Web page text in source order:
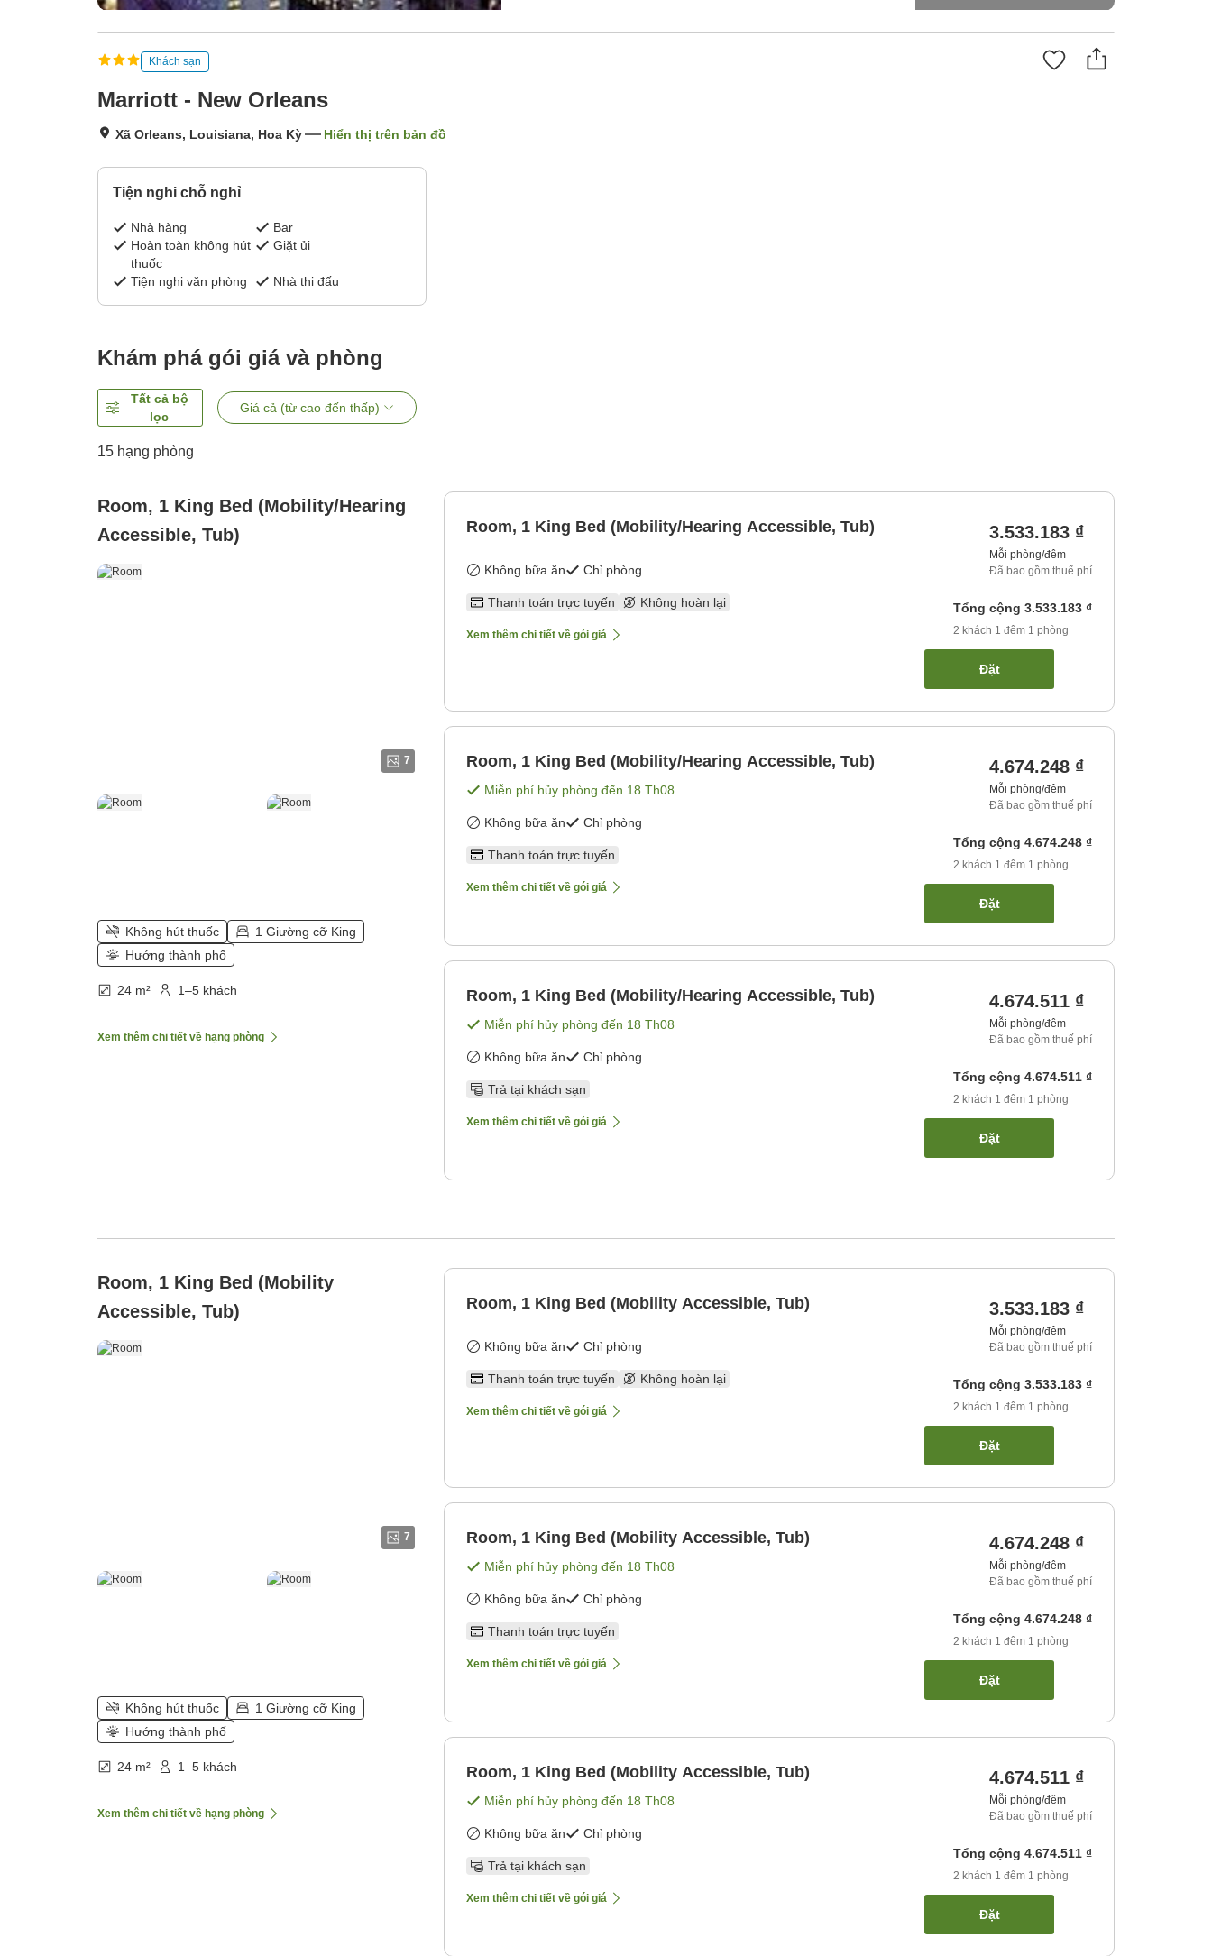
Khách sạn
Marriott - New Orleans
Xã Orleans, Louisiana, Hoa Kỳ Hiển thị trên bản đồ
Tiện nghi chỗ nghỉ
Nhà hàng
Bar
Hoàn toàn không hút
thuốc
Giặt ủi
Tiện nghi văn phòng Nhà thi đấu
Khám phá gói giá và phòng
Tất cả bộ
lọc
Giá cả (từ cao đến thấp)
15 hạng phòng
Room, 1 King Bed (Mobility/Hearing
Accessible, Tub)
7
Không hút thuốc
1 Giường cỡ King
Hướng thành phố
24 m² 1–5 khách
Xem thêm chi tiết về hạng phòng
Room, 1 King Bed (Mobility/Hearing Accessible, Tub)
Không bữa ăn Chỉ phòng
Thanh toán trực tuyến Không hoàn lại
Xem thêm chi tiết về gói giá
3.533.183 ₫
Mỗi phòng/đêm
Đã bao gồm thuế phí
Tổng cộng 3.533.183 ₫
2 khách 1 đêm 1 phòng
Đặt
Room, 1 King Bed (Mobility/Hearing Accessible, Tub)
Miễn phí hủy phòng đến 18 Th08
Không bữa ăn Chỉ phòng
Thanh toán trực tuyến
Xem thêm chi tiết về gói giá
4.674.248 ₫
Mỗi phòng/đêm
Đã bao gồm thuế phí
Tổng cộng 4.674.248 ₫
2 khách 1 đêm 1 phòng
Đặt
Room, 1 King Bed (Mobility/Hearing Accessible, Tub)
Miễn phí hủy phòng đến 18 Th08
Không bữa ăn Chỉ phòng
Trả tại khách sạn
Xem thêm chi tiết về gói giá
4.674.511 ₫
Mỗi phòng/đêm
Đã bao gồm thuế phí
Tổng cộng 4.674.511 ₫
2 khách 1 đêm 1 phòng
Đặt
Room, 1 King Bed (Mobility
Accessible, Tub)
7
Không hút thuốc
1 Giường cỡ King
Hướng thành phố
24 m² 1–5 khách
Xem thêm chi tiết về hạng phòng
Room, 1 King Bed (Mobility Accessible, Tub)
Không bữa ăn Chỉ phòng
Thanh toán trực tuyến Không hoàn lại
Xem thêm chi tiết về gói giá
3.533.183 ₫
Mỗi phòng/đêm
Đã bao gồm thuế phí
Tổng cộng 3.533.183 ₫
2 khách 1 đêm 1 phòng
Đặt
Room, 1 King Bed (Mobility Accessible, Tub)
Miễn phí hủy phòng đến 18 Th08
Không bữa ăn Chỉ phòng
Thanh toán trực tuyến
Xem thêm chi tiết về gói giá
4.674.248 ₫
Mỗi phòng/đêm
Đã bao gồm thuế phí
Tổng cộng 4.674.248 ₫
2 khách 1 đêm 1 phòng
Đặt
Room, 1 King Bed (Mobility Accessible, Tub)
Miễn phí hủy phòng đến 18 Th08
Không bữa ăn Chỉ phòng
Trả tại khách sạn
Xem thêm chi tiết về gói giá
4.674.511 ₫
Mỗi phòng/đêm
Đã bao gồm thuế phí
Tổng cộng 4.674.511 ₫
2 khách 1 đêm 1 phòng
Đặt